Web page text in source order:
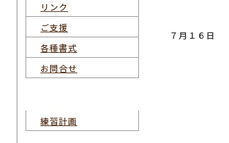
７月１６日
リンク
ご支援
各種書式
お問合せ
練習計画